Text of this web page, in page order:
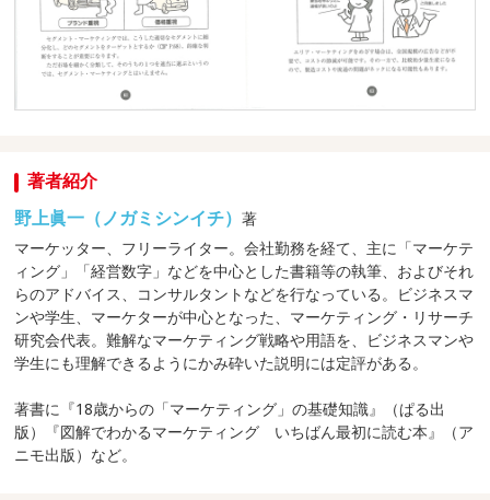
著者紹介
野上眞一（ノガミシンイチ）著
マーケッター、フリーライター。会社勤務を経て、主に「マーケテ
ィング」「経営数字」などを中心とした書籍等の執筆、およびそれ
らのアドバイス、コンサルタントなどを行なっている。ビジネスマ
ンや学生、マーケターが中心となった、マーケティング・リサーチ
研究会代表。難解なマーケティング戦略や用語を、ビジネスマンや
学生にも理解できるようにかみ砕いた説明には定評がある。
著書に『18歳からの「マーケティング」の基礎知識』（ぱる出
版）『図解でわかるマーケティング いちばん最初に読む本』（ア
ニモ出版）など。